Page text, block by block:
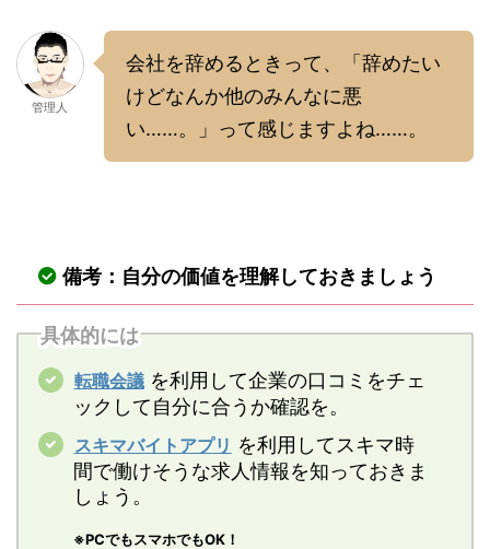
管理人
会社を辞めるときって、「辞めたい
けどなんか他のみんなに悪
い……。」って感じますよね……。
備考：自分の価値を理解しておきましょう
具体的には
転職会議 を利用して企業の口コミをチェ
ックして自分に合うか確認を。
スキマバイトアプリ を利用してスキマ時
間で働けそうな求人情報を知っておきま
しょう。
※PCでもスマホでもOK！